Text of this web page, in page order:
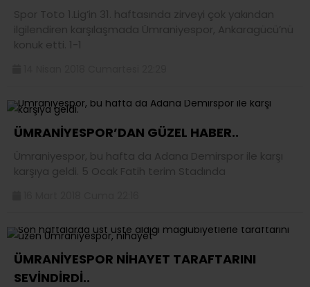
Spor Toto 1.Lig’in 31. haftasında zirveyi çok yakından
ilgilendiren karşılaşmada Ümraniyespor, Ankaragücü’nü
konuk etti. 1-1
ÜMRANİYESPOR’DAN GÜZEL HABER..
Ümraniyespor, bu hafta da Adana Demirspor ile karşı
karşıya geldi. 5 Ocak Fatih terim Stadında
ÜMRANİYESPOR NİHAYET TARAFTARINI
SEVİNDİRDİ..